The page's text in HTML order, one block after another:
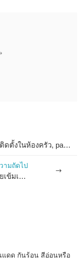
แนะนำม่านที่เหมาะสำหรับติดตั้งในห้องครัว, pantry พร้อมตัวอย่างติดตั้งจริง
ามถัดไป
ตัวอย่างการแต่งห้องด้วยม่านโทนสีดำ สวยเข้มเรียบหรู ดูน่าค้นหา
แดด กันร้อน สีอ่อนหรือ